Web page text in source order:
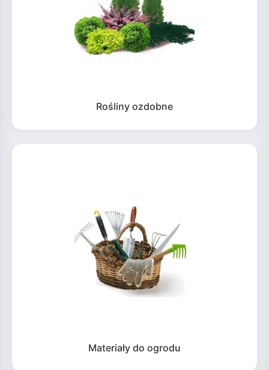
Rośliny ozdobne
Materiały do ogrodu